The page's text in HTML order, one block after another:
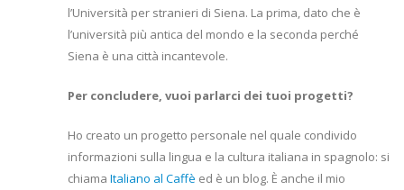
l’Università per stranieri di Siena. La prima, dato che è
l’università più antica del mondo e la seconda perché
Siena è una città incantevole.
Per concludere, vuoi parlarci dei tuoi progetti?
Ho creato un progetto personale nel quale condivido
informazioni sulla lingua e la cultura italiana in spagnolo: si
chiama Italiano al Caffè ed è un blog. È anche il mio